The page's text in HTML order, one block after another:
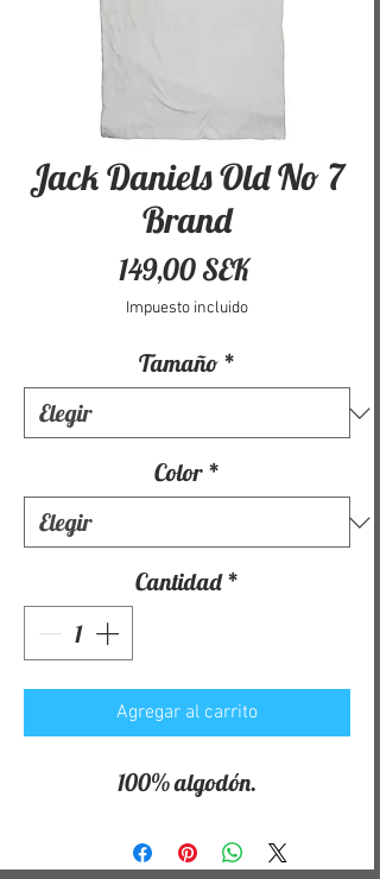
Jack Daniels Old No 7
Brand
149,00 SEKPrecio
Impuesto incluido
Tamaño *
Color *
Cantidad *
Agregar al carrito
100% algodón.